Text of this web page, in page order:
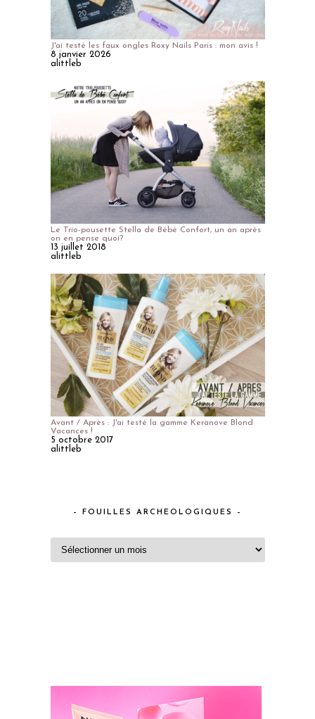
J'ai testé les faux ongles Roxy Nails Paris : mon avis !
8 janvier 2026
alittleb
Le Trio-pousette Stella de Bébé Confort, un an après
on en pense quoi?
13 juillet 2018
alittleb
Avant / Après : J'ai testé la gamme Keranove Blond
Vacances !
5 octobre 2017
alittleb
– FOUILLES ARCHEOLOGIQUES –